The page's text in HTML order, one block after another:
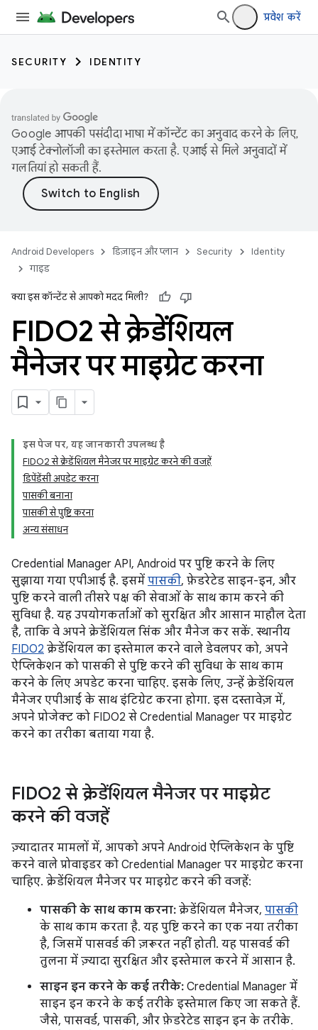
प्रवेश करें
SECURITY IDENTITY
Google आपकी पसंदीदा भाषा में कॉन्टेंट का अनुवाद करने के लिए,
एआई टेक्नोलॉजी का इस्तेमाल करता है. एआई से मिले अनुवादों में
गलतियां हो सकती हैं.
Android Developers डिज़ाइन और प्लान Security
Identity
गाइड
क्या इस कॉन्टेंट से आपको मदद मिली?
FIDO2 से क्रेडेंशियल
मैनेजर पर माइग्रेट करना
इस पेज पर, यह जानकारी उपलब्ध है
FIDO2 से क्रेडेंशियल मैनेजर पर माइग्रेट करने की वजहें
डिपेंडेंसी अपडेट करना
पासकी बनाना
पासकी से पुष्टि करना
अन्य संसाधन
Credential Manager API, Android पर पुष्टि करने के लिए
सुझाया गया एपीआई है. इसमें पासकी, फ़ेडरेटेड साइन-इन, और
पुष्टि करने वाली तीसरे पक्ष की सेवाओं के साथ काम करने की
सुविधा है. यह उपयोगकर्ताओं को सुरक्षित और आसान माहौल देता
है, ताकि वे अपने क्रेडेंशियल सिंक और मैनेज कर सकें. स्थानीय
FIDO2 क्रेडेंशियल का इस्तेमाल करने वाले डेवलपर को, अपने
ऐप्लिकेशन को पासकी से पुष्टि करने की सुविधा के साथ काम
करने के लिए अपडेट करना चाहिए. इसके लिए, उन्हें क्रेडेंशियल
मैनेजर एपीआई के साथ इंटिग्रेट करना होगा. इस दस्तावेज़ में,
अपने प्रोजेक्ट को FIDO2 से Credential Manager पर माइग्रेट
करने का तरीका बताया गया है.
FIDO2 से क्रेडेंशियल मैनेजर पर माइग्रेट
करने की वजहें
ज़्यादातर मामलों में, आपको अपने Android ऐप्लिकेशन के पुष्टि
करने वाले प्रोवाइडर को Credential Manager पर माइग्रेट करना
चाहिए. क्रेडेंशियल मैनेजर पर माइग्रेट करने की वजहें:
पासकी के साथ काम करना: क्रेडेंशियल मैनेजर, पासकी
के साथ काम करता है. यह पुष्टि करने का एक नया तरीका
है, जिसमें पासवर्ड की ज़रूरत नहीं होती. यह पासवर्ड की
तुलना में ज़्यादा सुरक्षित और इस्तेमाल करने में आसान है.
साइन इन करने के कई तरीके: Credential Manager में
साइन इन करने के कई तरीके इस्तेमाल किए जा सकते हैं.
जैसे, पासवर्ड, पासकी, और फ़ेडरेटेड साइन इन के तरीके.